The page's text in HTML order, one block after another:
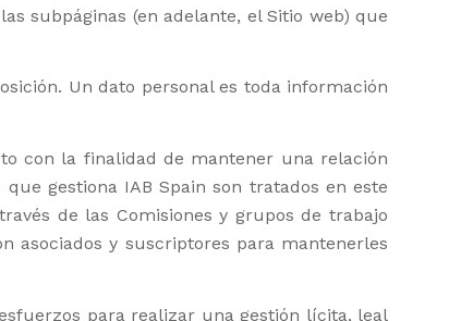
subpáginas (en adelante, el Sitio web) que
Un dato personal es toda información
con la finalidad de mantener una relación
gestiona IAB Spain son tratados en este
de las Comisiones y grupos de trabajo
asociados y suscriptores para mantenerles
para realizar una gestión lícita, leal